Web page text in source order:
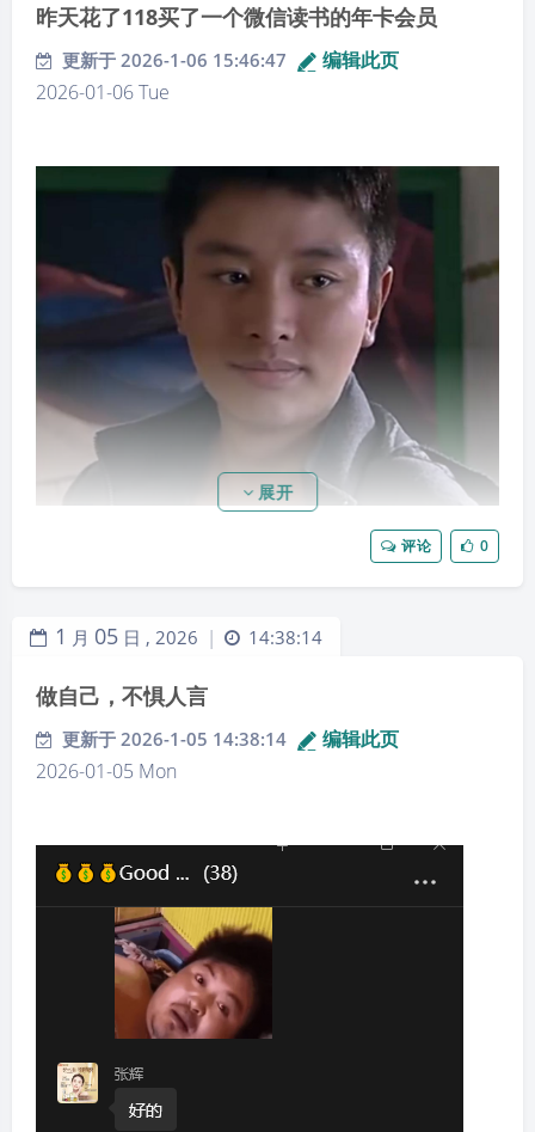
虽然一时轻松了，但5年、10年过去，我们会突然发现
自己错失了自我提升的机会，再想实现人生的突破已经
很难了。
这样教育孩子：​“如果你喜欢玩，就需要去赚取你的自
由时间，这需要良好的教育和学业成绩。然后你可以找
到很好的工作，赚到很多钱，等赚到钱以后，你可以玩
更长的时间，玩更昂贵的玩具。如果你搞错了顺序，整
个系统就不会正常工作，你就只能玩很短的时间，最后
的结果是你拥有一些最终会坏掉的便宜玩具，然后你一
辈子就得更努力地工作，没有玩具，没有快乐。​”
19、除了被以色列邻居诟病的“再穷不能穷孩子”​，我们
惯常见到的财商教育误区还有：孩子现在还小，长大了
自然会懂；别整那些没用的，孩子读好书就够了；好好
学习考个好大学，将来就会有好生活；勤劳一定能致
富，没有钱是因为努力不够；爱夸海口“想买什么尽管
说”​，又爱哭穷爱说“挣钱好难”；给零花钱毫无规划、不
做任何引导； 言必谈钱，会把家庭关系简化为金钱关
系。
序。先面对痛苦，把问题解决，事后享受到的快乐更
多，这是唯一正确的生活方式。​
21、个人可以从改变心态、培养性格、陶冶情操、自我
22、有句话说，要么辞职不干，要么闭口不言，少一点
和玻璃心。
23、“我是为了看起来富一点，才穷下来的。​”我们越来
越习惯用消费来获得满足和认同、填补空虚、排解压
力，消费越来越偏离真实的需要。
24、在自己喜欢或者擅长的领域，专注地深耕几年，才
有可能从新手成长为专家。旁人就算是羡慕，也只能仰
昨天花了118买了一个微信读书的年卡会员
更新于 2026-1-06 15:46:47
编辑此页
2026-01-06 Tue
港的船上看到的一幕，当时看的是贾乃亮演的电
视剧。 想起了当时做过的很多很多个决定，真
的。真的佩服自己，感觉意志力被削弱了。
展开
评论 0
1 月 05 日 , 2026 | 14:38:14
做自己，不惧人言
更新于 2026-1-05 14:38:14
编辑此页
2026-01-05 Mon